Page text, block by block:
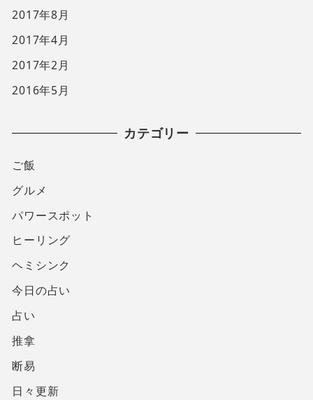
2017年8月
2017年4月
2017年2月
2016年5月
カテゴリー
ご飯
グルメ
パワースポット
ヒーリング
ヘミシンク
今日の占い
占い
推拿
断易
日々更新